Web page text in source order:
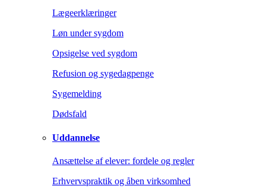
Lægeerklæringer
Løn under sygdom
Opsigelse ved sygdom
Refusion og sygedagpenge
Sygemelding
Dødsfald
Uddannelse
Ansættelse af elever: fordele og regler
Erhvervspraktik og åben virksomhed